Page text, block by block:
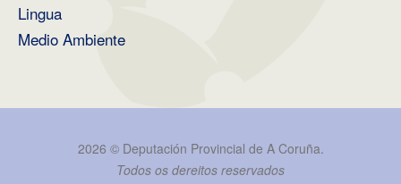
Lingua
Medio Ambiente
2026 © Deputación Provincial de A Coruña.
Todos os dereitos reservados